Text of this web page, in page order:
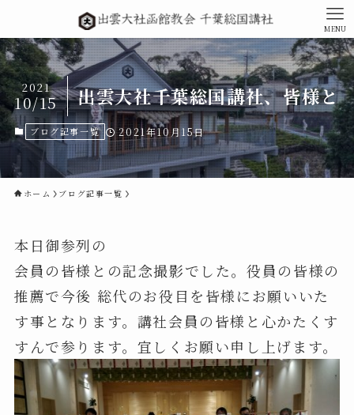
MENU
出雲大社千葉総国講社、皆様と
2021
10/15
ブログ記事一覧 2021年10月15日
ホーム ブログ記事一覧
本日御参列の
会員の皆様との記念撮影でした。役員の皆様の
推薦で今後 総代のお役目を皆様にお願いいた
す事となります。講社会員の皆様と心かたくす
すんで参ります。宜しくお願い申し上げます。